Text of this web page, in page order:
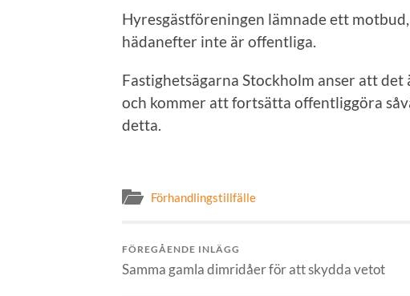
Hyresgästföreningen lämnade ett
hädanefter inte är offentliga.
Fastighetsägarna Stockholm anser att
och kommer att fortsätta offentliggöra
detta.
Förhandlingstillfälle
FÖREGÅENDE INLÄGG
Samma gamla dimridåer för att skydda vetot